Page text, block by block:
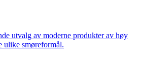
utvalg av moderne produkter av høy
ulike smøreformål.